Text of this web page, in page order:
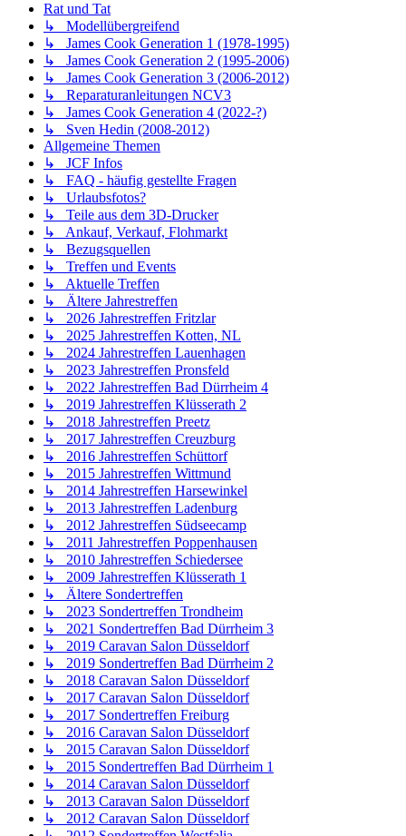
Rat und Tat
↳ Modellübergreifend
↳ James Cook Generation 1 (1978-1995)
↳ James Cook Generation 2 (1995-2006)
↳ James Cook Generation 3 (2006-2012)
↳ Reparaturanleitungen NCV3
↳ James Cook Generation 4 (2022-?)
↳ Sven Hedin (2008-2012)
Allgemeine Themen
↳ JCF Infos
↳ FAQ - häufig gestellte Fragen
↳ Urlaubsfotos?
↳ Teile aus dem 3D-Drucker
↳ Ankauf, Verkauf, Flohmarkt
↳ Bezugsquellen
↳ Treffen und Events
↳ Aktuelle Treffen
↳ Ältere Jahrestreffen
↳ 2026 Jahrestreffen Fritzlar
↳ 2025 Jahrestreffen Kotten, NL
↳ 2024 Jahrestreffen Lauenhagen
↳ 2023 Jahrestreffen Pronsfeld
↳ 2022 Jahrestreffen Bad Dürrheim 4
↳ 2019 Jahrestreffen Klüsserath 2
↳ 2018 Jahrestreffen Preetz
↳ 2017 Jahrestreffen Creuzburg
↳ 2016 Jahrestreffen Schüttorf
↳ 2015 Jahrestreffen Wittmund
↳ 2014 Jahrestreffen Harsewinkel
↳ 2013 Jahrestreffen Ladenburg
↳ 2012 Jahrestreffen Südseecamp
↳ 2011 Jahrestreffen Poppenhausen
↳ 2010 Jahrestreffen Schiedersee
↳ 2009 Jahrestreffen Klüsserath 1
↳ Ältere Sondertreffen
↳ 2023 Sondertreffen Trondheim
↳ 2021 Sondertreffen Bad Dürrheim 3
↳ 2019 Caravan Salon Düsseldorf
↳ 2019 Sondertreffen Bad Dürrheim 2
↳ 2018 Caravan Salon Düsseldorf
↳ 2017 Caravan Salon Düsseldorf
↳ 2017 Sondertreffen Freiburg
↳ 2016 Caravan Salon Düsseldorf
↳ 2015 Caravan Salon Düsseldorf
↳ 2015 Sondertreffen Bad Dürrheim 1
↳ 2014 Caravan Salon Düsseldorf
↳ 2013 Caravan Salon Düsseldorf
↳ 2012 Caravan Salon Düsseldorf